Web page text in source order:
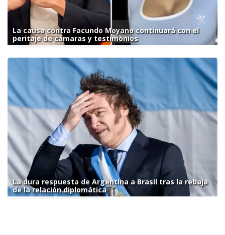
La causa contra Facundo Moyano continuará con el
peritaje de cámaras y testimonios
La dura respuesta de Argentina a Brasil tras la rebaja
de la relación diplomática